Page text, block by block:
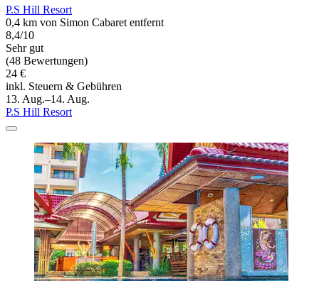
P.S Hill Resort
0,4 km von Simon Cabaret entfernt
8,4/10
Sehr gut
(48 Bewertungen)
24 €
inkl. Steuern & Gebühren
13. Aug.–14. Aug.
P.S Hill Resort